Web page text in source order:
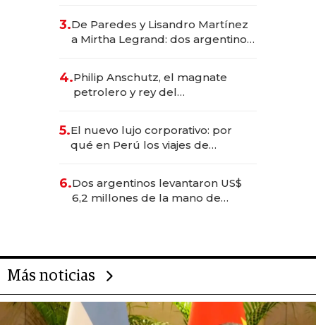
las marcas "fast premium"
3.De Paredes y Lisandro Martínez
a Mirtha Legrand: dos argentinos
4.Philip Anschutz, el magnate
petrolero y rey del
Fénix
5.El nuevo lujo corporativo: por
qué en Perú los viajes de
para convertirse en experiencias
transformadoras
6.Dos argentinos levantaron US$
6,2 millones de la mano de
Más noticias